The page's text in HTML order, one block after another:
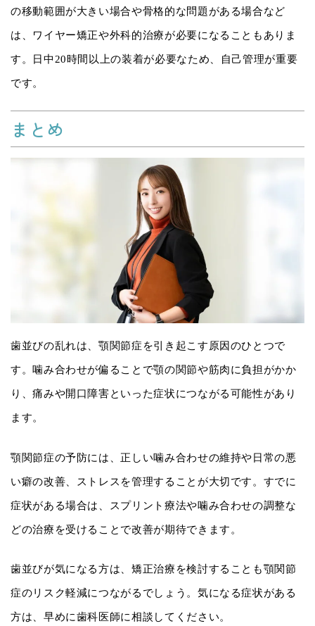
の移動範囲が大きい場合や骨格的な問題がある場合など
は、ワイヤー矯正や外科的治療が必要になることもありま
す。日中20時間以上の装着が必要なため、自己管理が重要
です。
まとめ
歯並びの乱れは、顎関節症を引き起こす原因のひとつで
す。噛み合わせが偏ることで顎の関節や筋肉に負担がかか
り、痛みや開口障害といった症状につながる可能性があり
ます。
顎関節症の予防には、正しい噛み合わせの維持や日常の悪
い癖の改善、ストレスを管理することが大切です。すでに
症状がある場合は、スプリント療法や噛み合わせの調整な
どの治療を受けることで改善が期待できます。
歯並びが気になる方は、矯正治療を検討することも顎関節
症のリスク軽減につながるでしょう。気になる症状がある
方は、早めに歯科医師に相談してください。